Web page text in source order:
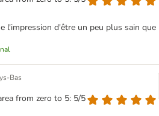
l'impression d'être un peu plus sain que
Bas
from zero to 5: 5/5